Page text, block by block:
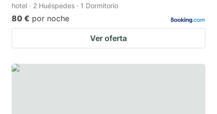
hotel · 2 Huéspedes · 1 Dormitorio
80 € por noche
Ver oferta